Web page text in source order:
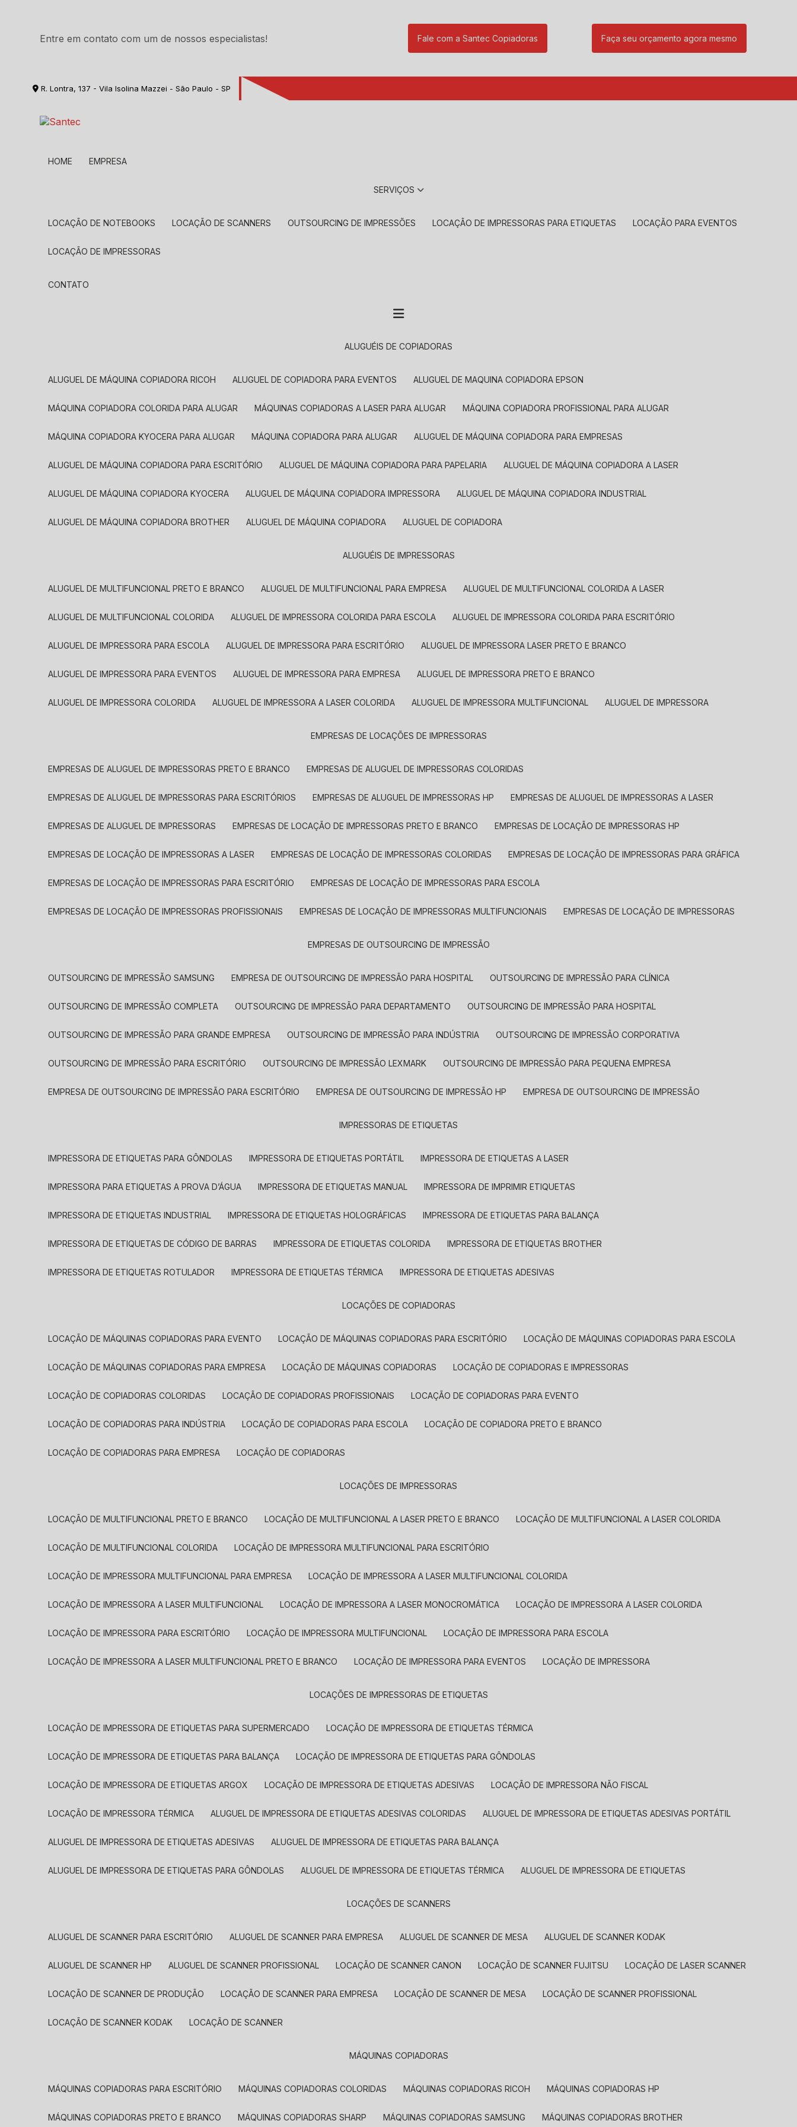
Entre em contato com um de nossos especialistas! Fale com a Santec Copiadoras Faça seu orçamento agora mesmo
R. Lontra, 137 - Vila Isolina Mazzei - São Paulo - SP
HOME EMPRESA
SERVIÇOS
LOCAÇÃO DE NOTEBOOKS LOCAÇÃO DE SCANNERS OUTSOURCING DE IMPRESSÕES LOCAÇÃO DE IMPRESSORAS PARA ETIQUETAS LOCAÇÃO PARA EVENTOS
LOCAÇÃO DE IMPRESSORAS
CONTATO
ALUGUÉIS DE COPIADORAS
ALUGUEL DE MÁQUINA COPIADORA RICOH ALUGUEL DE COPIADORA PARA EVENTOS ALUGUEL DE MAQUINA COPIADORA EPSON
MÁQUINA COPIADORA COLORIDA PARA ALUGAR MÁQUINAS COPIADORAS A LASER PARA ALUGAR MÁQUINA COPIADORA PROFISSIONAL PARA ALUGAR
MÁQUINA COPIADORA KYOCERA PARA ALUGAR MÁQUINA COPIADORA PARA ALUGAR ALUGUEL DE MÁQUINA COPIADORA PARA EMPRESAS
ALUGUEL DE MÁQUINA COPIADORA PARA ESCRITÓRIO ALUGUEL DE MÁQUINA COPIADORA PARA PAPELARIA ALUGUEL DE MÁQUINA COPIADORA A LASER
ALUGUEL DE MÁQUINA COPIADORA KYOCERA ALUGUEL DE MÁQUINA COPIADORA IMPRESSORA ALUGUEL DE MÁQUINA COPIADORA INDUSTRIAL
ALUGUEL DE MÁQUINA COPIADORA BROTHER ALUGUEL DE MÁQUINA COPIADORA ALUGUEL DE COPIADORA
ALUGUÉIS DE IMPRESSORAS
ALUGUEL DE MULTIFUNCIONAL PRETO E BRANCO ALUGUEL DE MULTIFUNCIONAL PARA EMPRESA ALUGUEL DE MULTIFUNCIONAL COLORIDA A LASER
ALUGUEL DE MULTIFUNCIONAL COLORIDA ALUGUEL DE IMPRESSORA COLORIDA PARA ESCOLA ALUGUEL DE IMPRESSORA COLORIDA PARA ESCRITÓRIO
ALUGUEL DE IMPRESSORA PARA ESCOLA ALUGUEL DE IMPRESSORA PARA ESCRITÓRIO ALUGUEL DE IMPRESSORA LASER PRETO E BRANCO
ALUGUEL DE IMPRESSORA PARA EVENTOS ALUGUEL DE IMPRESSORA PARA EMPRESA ALUGUEL DE IMPRESSORA PRETO E BRANCO
ALUGUEL DE IMPRESSORA COLORIDA ALUGUEL DE IMPRESSORA A LASER COLORIDA ALUGUEL DE IMPRESSORA MULTIFUNCIONAL ALUGUEL DE IMPRESSORA
EMPRESAS DE LOCAÇÕES DE IMPRESSORAS
EMPRESAS DE ALUGUEL DE IMPRESSORAS PRETO E BRANCO EMPRESAS DE ALUGUEL DE IMPRESSORAS COLORIDAS
EMPRESAS DE ALUGUEL DE IMPRESSORAS PARA ESCRITÓRIOS EMPRESAS DE ALUGUEL DE IMPRESSORAS HP EMPRESAS DE ALUGUEL DE IMPRESSORAS A LASER
EMPRESAS DE ALUGUEL DE IMPRESSORAS EMPRESAS DE LOCAÇÃO DE IMPRESSORAS PRETO E BRANCO EMPRESAS DE LOCAÇÃO DE IMPRESSORAS HP
EMPRESAS DE LOCAÇÃO DE IMPRESSORAS A LASER EMPRESAS DE LOCAÇÃO DE IMPRESSORAS COLORIDAS EMPRESAS DE LOCAÇÃO DE IMPRESSORAS PARA GRÁFICA
EMPRESAS DE LOCAÇÃO DE IMPRESSORAS PARA ESCRITÓRIO EMPRESAS DE LOCAÇÃO DE IMPRESSORAS PARA ESCOLA
EMPRESAS DE LOCAÇÃO DE IMPRESSORAS PROFISSIONAIS EMPRESAS DE LOCAÇÃO DE IMPRESSORAS MULTIFUNCIONAIS EMPRESAS DE LOCAÇÃO DE IMPRESSORAS
EMPRESAS DE OUTSOURCING DE IMPRESSÃO
OUTSOURCING DE IMPRESSÃO SAMSUNG EMPRESA DE OUTSOURCING DE IMPRESSÃO PARA HOSPITAL OUTSOURCING DE IMPRESSÃO PARA CLÍNICA
OUTSOURCING DE IMPRESSÃO COMPLETA OUTSOURCING DE IMPRESSÃO PARA DEPARTAMENTO OUTSOURCING DE IMPRESSÃO PARA HOSPITAL
OUTSOURCING DE IMPRESSÃO PARA GRANDE EMPRESA OUTSOURCING DE IMPRESSÃO PARA INDÚSTRIA OUTSOURCING DE IMPRESSÃO CORPORATIVA
OUTSOURCING DE IMPRESSÃO PARA ESCRITÓRIO OUTSOURCING DE IMPRESSÃO LEXMARK OUTSOURCING DE IMPRESSÃO PARA PEQUENA EMPRESA
EMPRESA DE OUTSOURCING DE IMPRESSÃO PARA ESCRITÓRIO EMPRESA DE OUTSOURCING DE IMPRESSÃO HP EMPRESA DE OUTSOURCING DE IMPRESSÃO
IMPRESSORAS DE ETIQUETAS
IMPRESSORA DE ETIQUETAS PARA GÔNDOLAS IMPRESSORA DE ETIQUETAS PORTÁTIL IMPRESSORA DE ETIQUETAS A LASER
IMPRESSORA PARA ETIQUETAS A PROVA D’ÁGUA IMPRESSORA DE ETIQUETAS MANUAL IMPRESSORA DE IMPRIMIR ETIQUETAS
IMPRESSORA DE ETIQUETAS INDUSTRIAL IMPRESSORA DE ETIQUETAS HOLOGRÁFICAS IMPRESSORA DE ETIQUETAS PARA BALANÇA
IMPRESSORA DE ETIQUETAS DE CÓDIGO DE BARRAS IMPRESSORA DE ETIQUETAS COLORIDA IMPRESSORA DE ETIQUETAS BROTHER
IMPRESSORA DE ETIQUETAS ROTULADOR IMPRESSORA DE ETIQUETAS TÉRMICA IMPRESSORA DE ETIQUETAS ADESIVAS
LOCAÇÕES DE COPIADORAS
LOCAÇÃO DE MÁQUINAS COPIADORAS PARA EVENTO LOCAÇÃO DE MÁQUINAS COPIADORAS PARA ESCRITÓRIO LOCAÇÃO DE MÁQUINAS COPIADORAS PARA ESCOLA
LOCAÇÃO DE MÁQUINAS COPIADORAS PARA EMPRESA LOCAÇÃO DE MÁQUINAS COPIADORAS LOCAÇÃO DE COPIADORAS E IMPRESSORAS
LOCAÇÃO DE COPIADORAS COLORIDAS LOCAÇÃO DE COPIADORAS PROFISSIONAIS LOCAÇÃO DE COPIADORAS PARA EVENTO
LOCAÇÃO DE COPIADORAS PARA INDÚSTRIA LOCAÇÃO DE COPIADORAS PARA ESCOLA LOCAÇÃO DE COPIADORA PRETO E BRANCO
LOCAÇÃO DE COPIADORAS PARA EMPRESA LOCAÇÃO DE COPIADORAS
LOCAÇÕES DE IMPRESSORAS
LOCAÇÃO DE MULTIFUNCIONAL PRETO E BRANCO LOCAÇÃO DE MULTIFUNCIONAL A LASER PRETO E BRANCO LOCAÇÃO DE MULTIFUNCIONAL A LASER COLORIDA
LOCAÇÃO DE MULTIFUNCIONAL COLORIDA LOCAÇÃO DE IMPRESSORA MULTIFUNCIONAL PARA ESCRITÓRIO
LOCAÇÃO DE IMPRESSORA MULTIFUNCIONAL PARA EMPRESA LOCAÇÃO DE IMPRESSORA A LASER MULTIFUNCIONAL COLORIDA
LOCAÇÃO DE IMPRESSORA A LASER MULTIFUNCIONAL LOCAÇÃO DE IMPRESSORA A LASER MONOCROMÁTICA LOCAÇÃO DE IMPRESSORA A LASER COLORIDA
LOCAÇÃO DE IMPRESSORA PARA ESCRITÓRIO LOCAÇÃO DE IMPRESSORA MULTIFUNCIONAL LOCAÇÃO DE IMPRESSORA PARA ESCOLA
LOCAÇÃO DE IMPRESSORA A LASER MULTIFUNCIONAL PRETO E BRANCO LOCAÇÃO DE IMPRESSORA PARA EVENTOS LOCAÇÃO DE IMPRESSORA
LOCAÇÕES DE IMPRESSORAS DE ETIQUETAS
LOCAÇÃO DE IMPRESSORA DE ETIQUETAS PARA SUPERMERCADO LOCAÇÃO DE IMPRESSORA DE ETIQUETAS TÉRMICA
LOCAÇÃO DE IMPRESSORA DE ETIQUETAS PARA BALANÇA LOCAÇÃO DE IMPRESSORA DE ETIQUETAS PARA GÔNDOLAS
LOCAÇÃO DE IMPRESSORA DE ETIQUETAS ARGOX LOCAÇÃO DE IMPRESSORA DE ETIQUETAS ADESIVAS LOCAÇÃO DE IMPRESSORA NÃO FISCAL
LOCAÇÃO DE IMPRESSORA TÉRMICA ALUGUEL DE IMPRESSORA DE ETIQUETAS ADESIVAS COLORIDAS ALUGUEL DE IMPRESSORA DE ETIQUETAS ADESIVAS PORTÁTIL
ALUGUEL DE IMPRESSORA DE ETIQUETAS ADESIVAS ALUGUEL DE IMPRESSORA DE ETIQUETAS PARA BALANÇA
ALUGUEL DE IMPRESSORA DE ETIQUETAS PARA GÔNDOLAS ALUGUEL DE IMPRESSORA DE ETIQUETAS TÉRMICA ALUGUEL DE IMPRESSORA DE ETIQUETAS
LOCAÇÕES DE SCANNERS
ALUGUEL DE SCANNER PARA ESCRITÓRIO ALUGUEL DE SCANNER PARA EMPRESA ALUGUEL DE SCANNER DE MESA ALUGUEL DE SCANNER KODAK
ALUGUEL DE SCANNER HP ALUGUEL DE SCANNER PROFISSIONAL LOCAÇÃO DE SCANNER CANON LOCAÇÃO DE SCANNER FUJITSU LOCAÇÃO DE LASER SCANNER
LOCAÇÃO DE SCANNER DE PRODUÇÃO LOCAÇÃO DE SCANNER PARA EMPRESA LOCAÇÃO DE SCANNER DE MESA LOCAÇÃO DE SCANNER PROFISSIONAL
LOCAÇÃO DE SCANNER KODAK LOCAÇÃO DE SCANNER
MÁQUINAS COPIADORAS
MÁQUINAS COPIADORAS PARA ESCRITÓRIO MÁQUINAS COPIADORAS COLORIDAS MÁQUINAS COPIADORAS RICOH MÁQUINAS COPIADORAS HP
MÁQUINAS COPIADORAS PRETO E BRANCO MÁQUINAS COPIADORAS SHARP MÁQUINAS COPIADORAS SAMSUNG MÁQUINAS COPIADORAS BROTHER